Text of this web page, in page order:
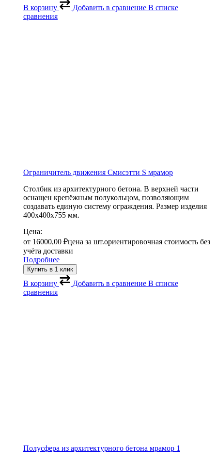
В корзину Добавить в сравнение В списке
сравнения
Ограничитель движения Смисэтти S мрамор
Столбик из архитектурного бетона. В верхней части
оснащен крепёжным полукольцом, позволяющим
создавать единую систему ограждения. Размер изделия
400х400х755 мм.
Цена:
от 16000,00 ₽цена за шт.ориентировочная стоимость без
учёта доставки
Подробнее
Купить в 1 клик
В корзину Добавить в сравнение В списке
сравнения
Полусфера из архитектурного бетона мрамор 1